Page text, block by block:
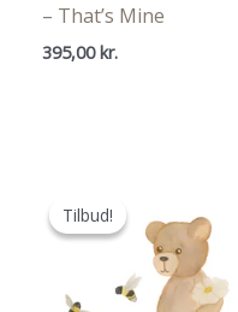
– That’s Mine
395,00 kr.
Tilbud!
Tilbud!